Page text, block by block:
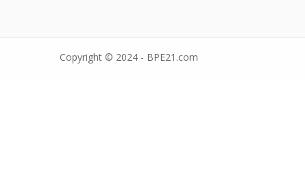
Copyright © 2024 - BPE21.com